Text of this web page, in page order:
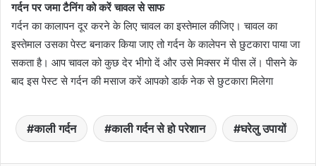
गर्दन पर जमा टैनिंग को करें चावल से साफ
गर्दन का कालापन दूर करने के लिए चावल का इस्तेमाल कीजिए। चावल का
इस्तेमाल उसका पेस्ट बनाकर किया जाए तो गर्दन के कालेपन से छुटकारा पाया जा
सकता है। आप चावल को कुछ देर भीगो दें और उसे मिक्सर में पीस लें। पीसने के
बाद इस पेस्ट से गर्दन की मसाज करें आपको डार्क नेक से छुटकारा मिलेगा
काली गर्दन काली गर्दन से हो परेशान घरेलु उपायों